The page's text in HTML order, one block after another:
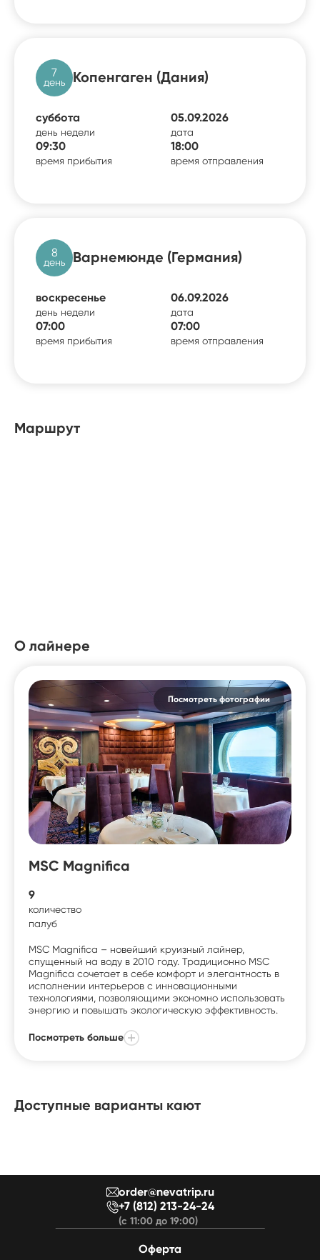
7
день Копенгаген (Дания)
суббота
день недели
05.09.2026
дата
09:30
время прибытия
18:00
время отправления
8
день Варнемюнде (Германия)
воскресенье
день недели
06.09.2026
дата
07:00
время прибытия
07:00
время отправления
Маршрут
О лайнере
Посмотреть фотографии
MSC Magnifica
9
количество
палуб
MSC Magnifica – новейший круизный лайнер,
спущенный на воду в 2010 году. Традиционно MSC
Magnifica сочетает в себе комфорт и элегантность в
исполнении интерьеров с инновационными
технологиями, позволяющими экономно использовать
энергию и повышать экологическую эффективность.
Посмотреть больше
Доступные варианты кают
+7 (812) 213-24-24
(с 11:00 до 19:00)
Оферта
order@nevatrip.ru